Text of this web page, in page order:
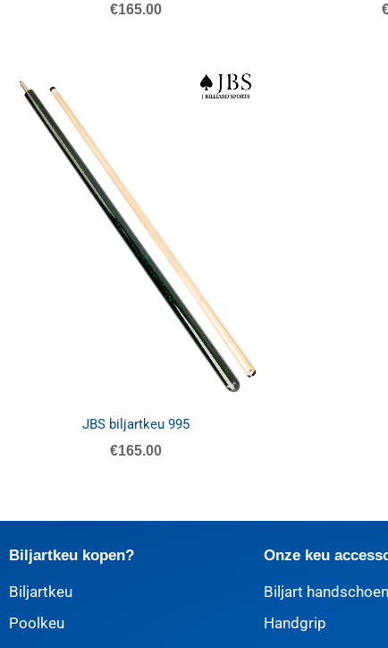
€165.00
JBS biljartkeu 995
€165.00
Biljartkeu kopen?
Biljartkeu
Poolkeu
Onze keu
Biljart handschoen
Handgrip